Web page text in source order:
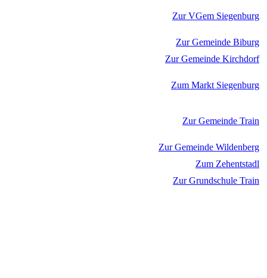
Zur VGem Siegenburg
Zur Gemeinde Biburg
Zur Gemeinde Kirchdorf
Zum Markt Siegenburg
Zur Gemeinde Train
Zur Gemeinde Wildenberg
Zum Zehentstadl
Zur Grundschule Train